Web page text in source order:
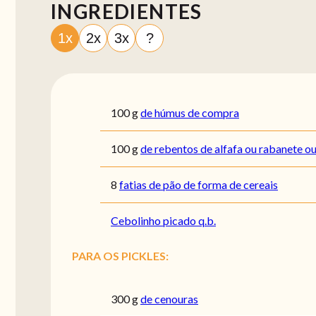
INGREDIENTES
1x 2x 3x ?
100gde húmus de compra
100gde rebentos de alfafa ou rabanete
8 fatias de pão de forma de cereais
Cebolinho picado q.b.
PARA OS PICKLES:
300gde cenouras